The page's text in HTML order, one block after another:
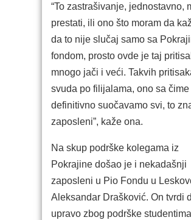
“To zastrašivanje, jednostavno,
prestati, ili ono što moram da
da to nije slučaj samo sa
fondom, prosto ovde je taj
mnogo jači i veći. Takvih
svuda po filijalama, ono sa čime
definitivno suočavamo svi, to
zaposleni”, kaže ona.
Na skup podrške kolegama iz
Pokrajine došao je i nekadašnji
zaposleni u Pio Fondu u
Aleksandar Drašković. On tvrdi
upravo zbog podrške